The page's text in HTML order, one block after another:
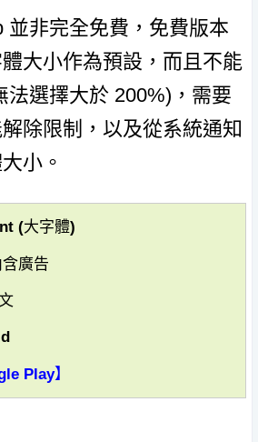
並非完全免費，免費版本
大小作為預設，而且不能
法選擇大於 200%)，需要
除限制，以及從系統通知
小。
(大字體)
廣告
Play】